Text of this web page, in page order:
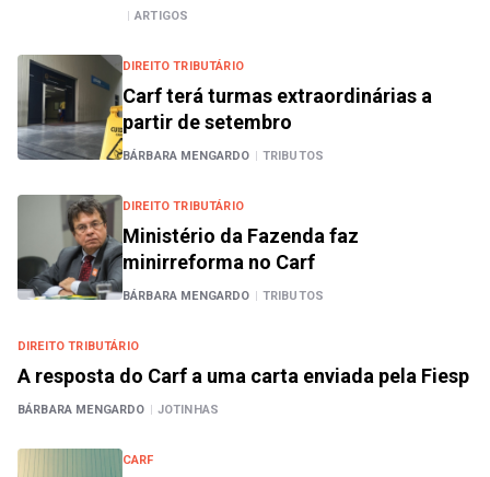
| ARTIGOS
DIREITO TRIBUTÁRIO
Carf terá turmas extraordinárias a
partir de setembro
BÁRBARA MENGARDO | TRIBUTOS
DIREITO TRIBUTÁRIO
Ministério da Fazenda faz
minirreforma no Carf
BÁRBARA MENGARDO | TRIBUTOS
DIREITO TRIBUTÁRIO
A resposta do Carf a uma carta enviada pela Fiesp
BÁRBARA MENGARDO | JOTINHAS
CARF